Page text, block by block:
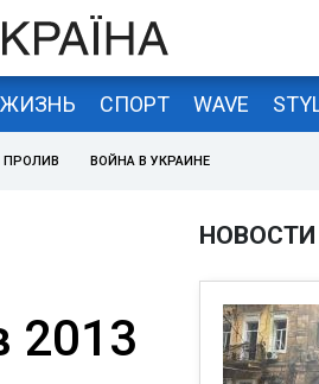
ЖИЗНЬ СПОРТ WAVE
ПРОЛИВ ВОЙНА В УКРАИНЕ
2013
НОВОСТИ